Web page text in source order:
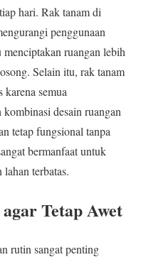
hari. Rak tanam di
penggunaan
ruangan lebih
Selain itu, rak tanam
semua
desain ruangan
tetap fungsional tanpa
bermanfaat untuk
terbatas.
Tetap Awet
rutin sangat penting